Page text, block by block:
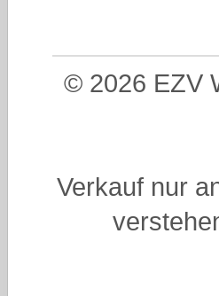
© 2026 EZV
Verkauf nur